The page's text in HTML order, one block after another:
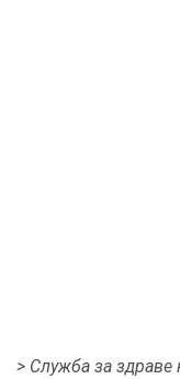
> Служба за здраве